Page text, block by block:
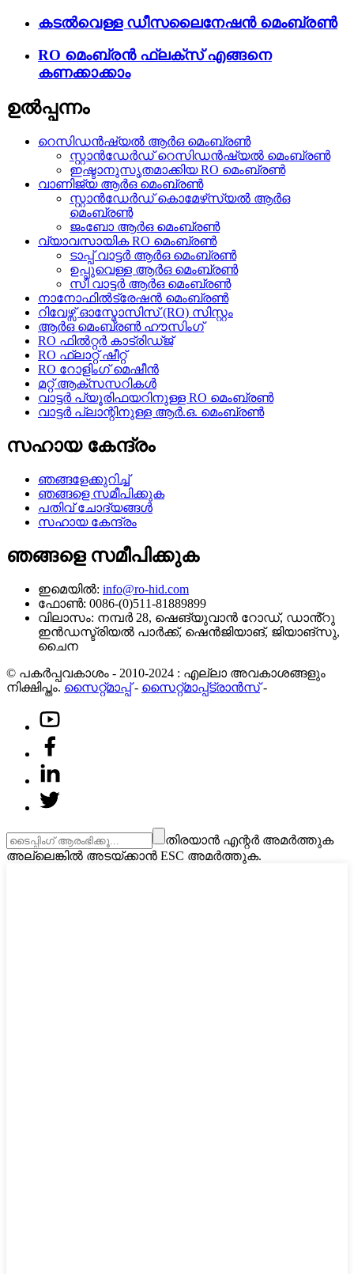
കടൽവെള്ള ഡീസലൈനേഷൻ മെംബ്രൺ
RO മെംബ്രൻ ഫ്ലക്സ് എങ്ങനെ
കണക്കാക്കാം
ഉൽപ്പന്നം
റെസിഡൻഷ്യൽ ആർ‌ഒ മെംബ്രൺ
സ്റ്റാൻഡേർഡ് റെസിഡൻഷ്യൽ മെംബ്രൺ
ഇഷ്ടാനുസൃതമാക്കിയ RO മെംബ്രൺ
വാണിജ്യ ആർ‌ഒ മെംബ്രൺ
സ്റ്റാൻഡേർഡ് കൊമേഴ്‌സ്യൽ ആർ‌ഒ
മെംബ്രൺ
ജംബോ ആർ‌ഒ മെംബ്രൺ
വ്യാവസായിക RO മെംബ്രൺ
ടാപ്പ് വാട്ടർ ആർ‌ഒ മെംബ്രൺ
ഉപ്പുവെള്ള ആർ‌ഒ മെംബ്രൺ
സീ വാട്ടർ ആർ‌ഒ മെംബ്രൺ
നാനോഫിൽട്രേഷൻ മെംബ്രൺ
റിവേഴ്സ് ഓസ്മോസിസ് (RO) സിസ്റ്റം
ആർഒ മെംബ്രൺ ഹൗസിംഗ്
RO ഫിൽറ്റർ കാട്രിഡ്ജ്
RO ഫ്ലാറ്റ് ഷീറ്റ്
RO റോളിംഗ് മെഷീൻ
മറ്റ് ആക്‌സസറികൾ
വാട്ടർ പ്യൂരിഫയറിനുള്ള RO മെംബ്രൺ
വാട്ടർ പ്ലാന്റിനുള്ള ആർ.ഒ. മെംബ്രൺ
സഹായ കേന്ദ്രം
ഞങ്ങളേക്കുറിച്ച്
ഞങ്ങളെ സമീപിക്കുക
പതിവ് ചോദ്യങ്ങൾ
സഹായ കേന്ദ്രം
ഞങ്ങളെ സമീപിക്കുക
ഇമെയിൽ: info@ro-hid.com
ഫോൺ: 0086-(0)511-81889899
വിലാസം: നമ്പർ 28, ഷെങ്‌യുവാൻ റോഡ്, ഡാൻ്റു
ഇൻഡസ്ട്രിയൽ പാർക്ക്, ഷെൻജിയാങ്, ജിയാങ്‌സു,
ചൈന
© പകർപ്പവകാശം - 2010-2024 : എല്ലാ അവകാശങ്ങളും
നിക്ഷിപ്തം. സൈറ്റ്മാപ്പ്- സൈറ്റ്മാപ്പ്ട്രാൻസ്-
തിരയാൻ എന്റർ അമർത്തുക
അല്ലെങ്കിൽ അടയ്ക്കാൻ ESC അമർത്തുക.